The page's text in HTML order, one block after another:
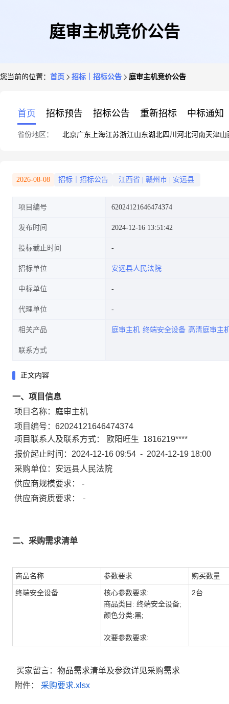
庭审主机竞价公告
您当前的位置： 首页 招标｜招标公告 庭审主机竞价公告
首页 招标预告 招标公告 重新招标 中标通知
省份地区： 北京广东 上海江苏浙江山东湖北四川 河北河南天津山
2026-08-08 招标｜招标公告 江西省 赣州市 安远县
项目编号 62024121646474374
发布时间 2024-12-16 13:51:42
投标截止时间
招标单位 安远县人民法院
中标单位
代理单位
相关产品 庭审主机 终端安全设备 高清庭审主
联系方式
正文内容
一、项目信息
项目名称： 庭审主机
项目编号： 62024121646474374
项目联系人及联系方式：
欧阳旺生 1816219****
报价起止时间： 2024-12-16 09:54 - 2024-12-19 18:00
采购单位： 安远县人民法院
供应商规模要求： -
供应商资质要求：
-
二、采购需求清单
商品名称 参数要求 购买数量
终端安全设备
核心参数要求:
商品类目: 终端安全设备;
颜色分类:黑;
次要参数要求:
2台
买家留言：物品需求清单及参数详见采购需求
附件： 采购要求.xlsx